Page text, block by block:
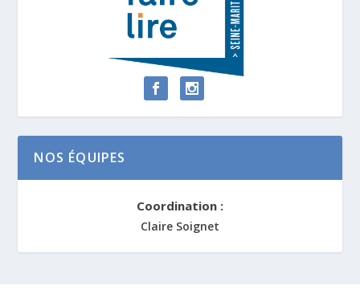
NOS ÉQUIPES
Coordination :
Claire Soignet